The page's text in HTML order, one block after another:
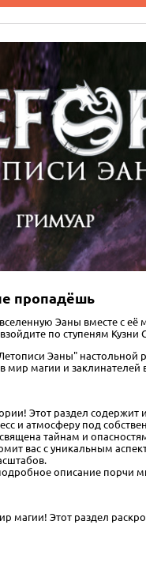
пропадёшь
Эаны вместе с
по ступеням Кузни
Эаны"
мир магии и
Этот раздел
и атмосферу под
тайнам и
вас с уникальным
описание порчи
магии! Этот раздел